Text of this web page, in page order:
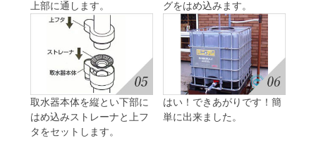
上部に通します。
グをはめ込みます。
取水器本体を縦とい下部に
はめ込みストレーナと上フ
タをセットします。
はい！できあがりです！簡
単に出来ました。